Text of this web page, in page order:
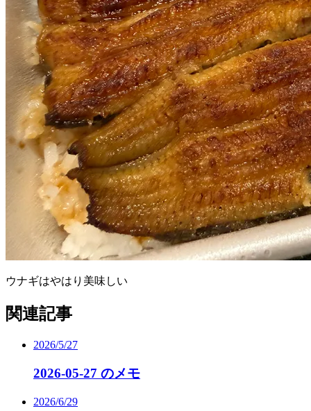
ウナギはやはり美味しい
関連記事
2026/5/27
2026-05-27 のメモ
2026/6/29